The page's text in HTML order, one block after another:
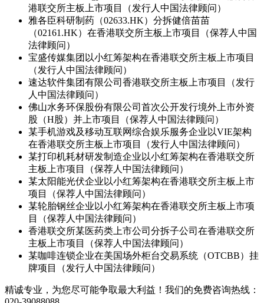
港联交所主板上市项目（发行人中国法律顾问）
雅各臣科研制药（02633.HK）分拆健倍苗苗
（02161.HK）在香港联交所主板上市项目（保荐人中国
法律顾问）
宝盛传媒集团以小红筹架构在香港联交所主板上市项目
（发行人中国法律顾问）
速达软件集团有限公司香港联交所主板上市项目（发行
人中国法律顾问）
佛山水务环保股份有限公司首次公开发行境外上市外资
股（H股）并上市项目（保荐人中国法律顾问）
某手机游戏及移动互联网综合娱乐服务企业以VIE架构
在香港联交所主板上市项目（发行人中国法律顾问）
某打印机耗材研发制造企业以小红筹架构在香港联交所
主板上市项目（保荐人中国法律顾问）
某太阳能光伏企业以小红筹架构在香港联交所主板上市
项目（保荐人中国法律顾问）
某轮胎钢丝企业以小红筹架构在香港联交所主板上市项
目（保荐人中国法律顾问）
香港联交所某医药类上市公司分拆子公司在香港联交所
主板上市项目（保荐人中国法律顾问）
某咖啡连锁企业在美国场外柜台交易系统（OTCBB）挂
牌项目（发行人中国法律顾问）
精诚专业，为您尽可能争取最大利益！我们的免费咨询热线：